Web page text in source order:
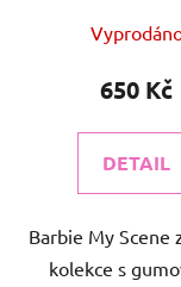
650 Kč
DETAIL
Barbie My Scene
kolekce s